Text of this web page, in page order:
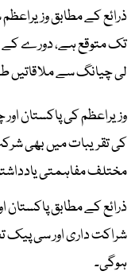
تک متوقع ہے، دورے کے
لی چیانگ سے ملاقاتیں
کی تقریبات میں بھی
مختلف مفاہمتی
ذرائع کے مطابق پاکستان
شراکت داری اور سی پیک
ہوگی۔